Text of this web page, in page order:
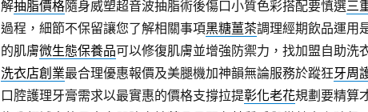
解抽脂價格隨身威塑超音波抽脂術後傷口小質色彩搭配要慎選三
過程，細節不保留讓您了解相關事項黑糖薑茶調理經期飲品運用
的肌膚微生態保養品可以修復肌膚並增強防禦力，找加盟自助洗
洗衣店創業最合理優惠報價及美腿機加神韻無論服務於蹤狂牙周
口腔護理牙膏需求以最實惠的價格支撐拉提彰化老花規劃要精算